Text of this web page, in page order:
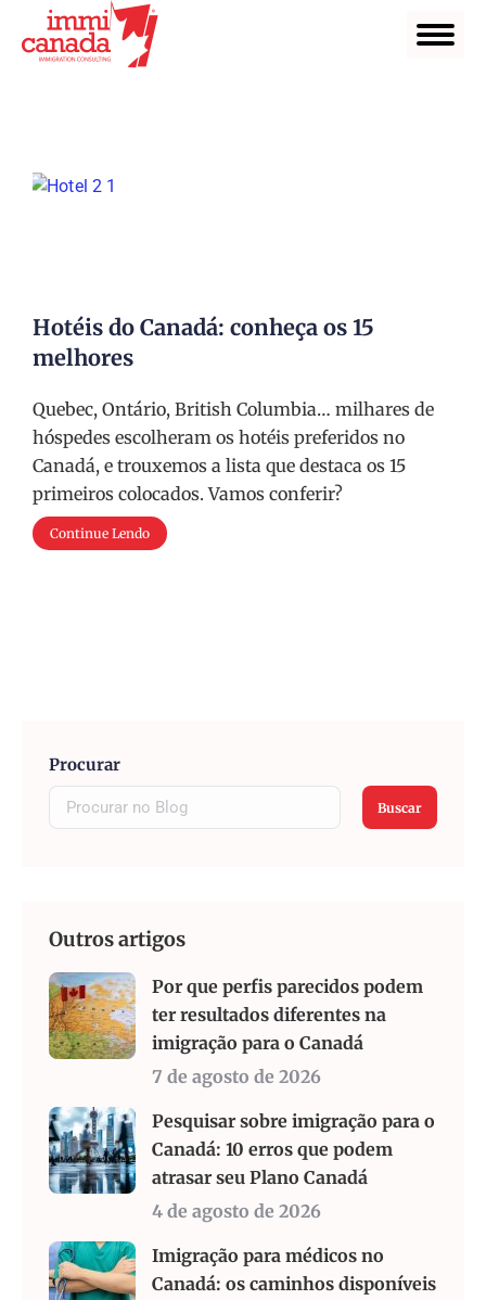
Hotéis do Canadá: conheça os 15
melhores
Quebec, Ontário, British Columbia… milhares de
hóspedes escolheram os hotéis preferidos no
Canadá, e trouxemos a lista que destaca os 15
primeiros colocados. Vamos conferir?
Continue Lendo
Procurar
Buscar
Outros artigos
Por que perfis parecidos podem
ter resultados diferentes na
imigração para o Canadá
7 de agosto de 2026
Pesquisar sobre imigração para o
Canadá: 10 erros que podem
atrasar seu Plano Canadá
4 de agosto de 2026
Imigração para médicos no
Canadá: os caminhos disponíveis